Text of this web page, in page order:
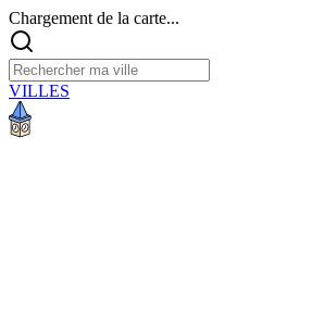
Chargement de la carte...
VILLES